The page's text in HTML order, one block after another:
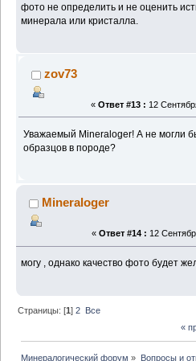
фото не определить и не оценить
минерала или кристалла.
zov73
« Ответ #13 : 12
Уважаемый Mineraloger! А не могли
образцов в породе?
Mineraloger
« Ответ #14 : 12
могу , однако качество фото будет
Страницы: [1]2 Все
«
Минералогический форум » Вопросы и